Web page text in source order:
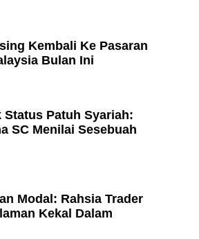
Kembali Ke Pasaran
Bulan Ini
Status Patuh Syariah:
SC Menilai Sesebuah
Modal: Rahsia Trader
Kekal Dalam